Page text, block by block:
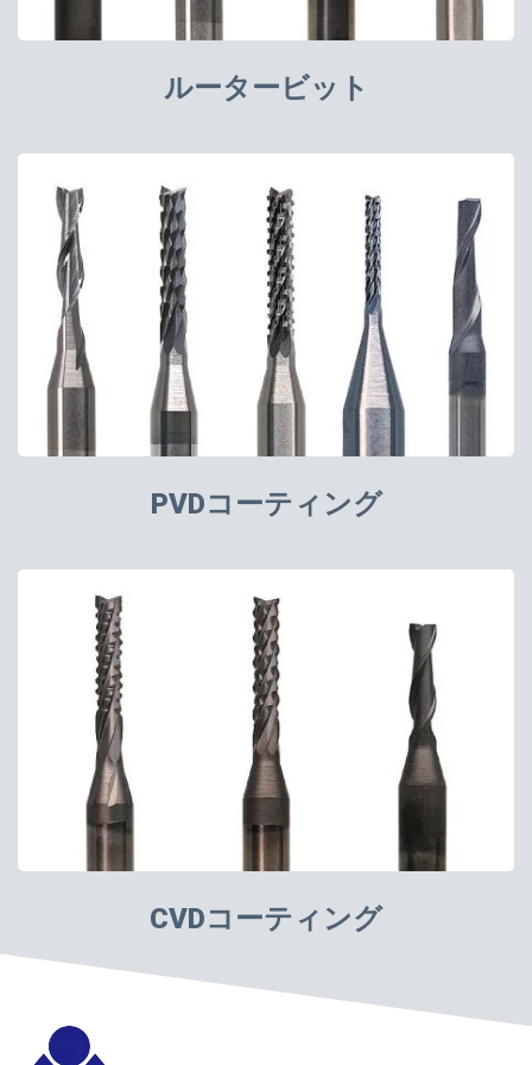
ルータービット
PVDコーティング
CVDコーティング